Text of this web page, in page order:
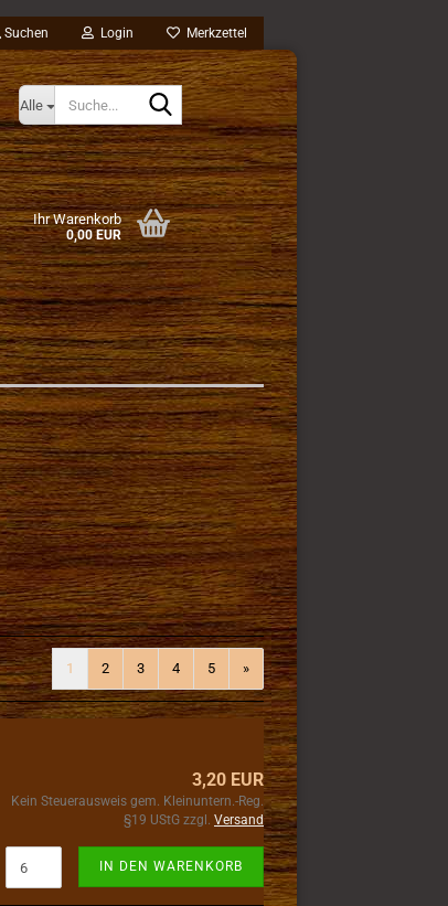
Suchen Login Merkzettel
Alle
Suche...
Ihr Warenkorb
0,00 EUR
1 2 3 4 5 »
3,20 EUR
Kein Steuerausweis gem. Kleinuntern.-Reg.
§19 UStG zzgl. Versand
IN DEN WARENKORB